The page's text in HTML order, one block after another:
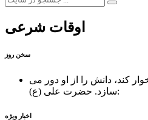
اوقات شرعی
سخن روز
كند، دانش را از او دور می
سازد.حضرت علی (ع):
اخبار ویژه